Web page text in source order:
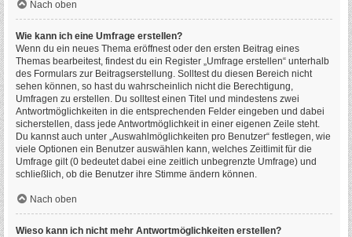
Nach oben
Wie kann ich eine Umfrage erstellen?
Wenn du ein neues Thema eröffnest oder den ersten Beitrag eines
Themas bearbeitest, findest du ein Register „Umfrage erstellen“ unterhalb
des Formulars zur Beitragserstellung. Solltest du diesen Bereich nicht
sehen können, so hast du wahrscheinlich nicht die Berechtigung,
Umfragen zu erstellen. Du solltest einen Titel und mindestens zwei
Antwortmöglichkeiten in die entsprechenden Felder eingeben und dabei
sicherstellen, dass jede Antwortmöglichkeit in einer eigenen Zeile steht.
Du kannst auch unter „Auswahlmöglichkeiten pro Benutzer“ festlegen, wie
viele Optionen ein Benutzer auswählen kann, welches Zeitlimit für die
Umfrage gilt (0 bedeutet dabei eine zeitlich unbegrenzte Umfrage) und
schließlich, ob die Benutzer ihre Stimme ändern können.
Nach oben
Wieso kann ich nicht mehr Antwortmöglichkeiten erstellen?